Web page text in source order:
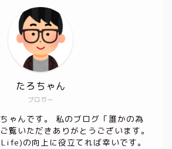
ブロガー
たろちゃん
ゃんです。 私のブログ「誰かの為
覧いただきありがとうございます。
の向上に役立てれば幸いです。